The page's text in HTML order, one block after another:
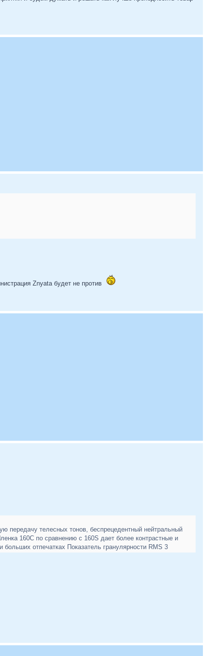
Znyata будет не против
передачу телесных тонов, беспрецедентный нейтральный
160C по сравнению с 160S дает более контрастные и
отпечатках Показатель гранулярности RMS 3